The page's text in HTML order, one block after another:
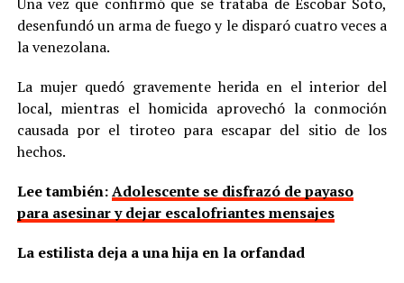
desenfundó un arma de fuego y le disparó cuatro veces a
la venezolana.
La mujer quedó gravemente herida en el interior del
local, mientras el homicida aprovechó la conmoción
causada por el tiroteo para escapar del sitio de los
hechos.
Lee también:Adolescente se disfrazó de payaso
para asesinar y dejar escalofriantes mensajes
La estilista deja a una hija en la orfandad